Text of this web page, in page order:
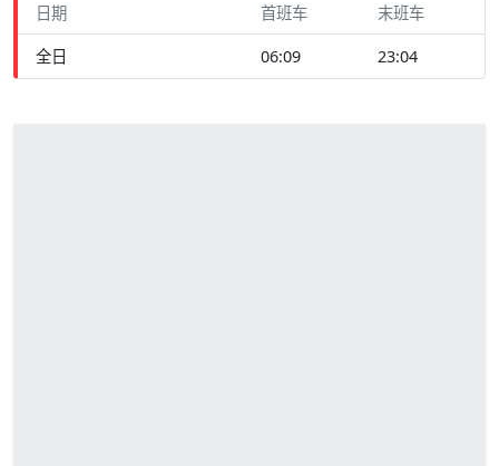
日期 首班车 末班车
全日 06:09 23:04